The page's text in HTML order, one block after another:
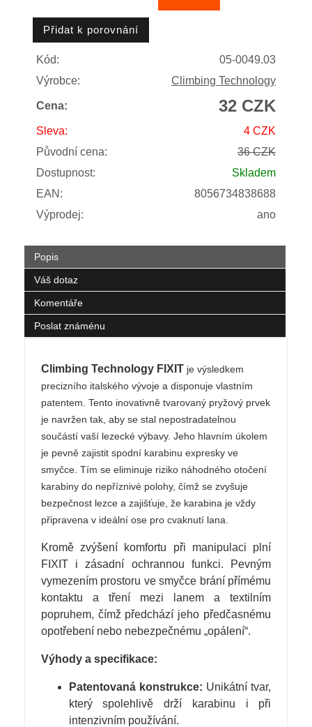
Kód:
05-0049.03
Výrobce:
Climbing Technology
Cena: 32 CZK
Sleva:
4 CZK
Původní cena:
36 CZK
Dostupnost:
Skladem
EAN:
8056734838688
Výprodej:
ano
Popis
Váš dotaz
Komentáře
Poslat známénu
Climbing Technology FIXITje výsledkem
precizního italského vývoje a disponuje vlastním
patentem. Tento inovativně tvarovaný pryžový prvek
je navržen tak, aby se stal nepostradatelnou
součástí vaší lezecké výbavy. Jeho hlavním úkolem
je pevně zajistit spodní karabinu expresky ve
smyčce. Tím se eliminuje riziko náhodného otočení
karabiny do nepříznivé polohy, čímž se zvyšuje
bezpečnost lezce a zajišťuje, že karabina je vždy
připravena v ideální ose pro cvaknutí lana.
Kromě zvýšení komfortu při manipulaci plní
FIXIT i zásadní ochrannou funkci. Pevným
vymezením prostoru ve smyčce brání přímému
kontaktu a tření mezi lanem a textilním
popruhem, čímž předchází jeho předčasnému
opotřebení nebo nebezpečnému „opálení“.
Výhody a specifikace:
Patentovaná konstrukce: Unikátní tvar,
který spolehlivě drží karabinu i při
intenzivním používání.